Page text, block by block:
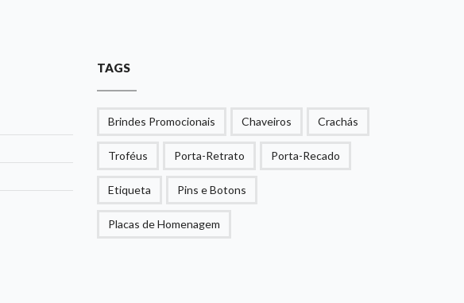
TAGS
Brindes Promocionais Chaveiros Crachás
Troféus Porta-Retrato Porta-Recado
Etiqueta Pins e Botons
Placas de Homenagem